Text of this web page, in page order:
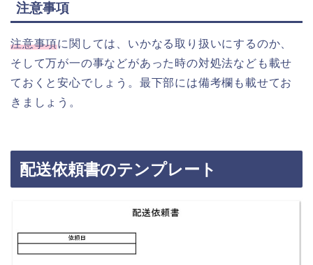
注意事項
注意事項に関しては、いかなる取り扱いにするのか、
そして万が一の事などがあった時の対処法なども載せ
ておくと安心でしょう。最下部には備考欄も載せてお
きましょう。
配送依頼書のテンプレート